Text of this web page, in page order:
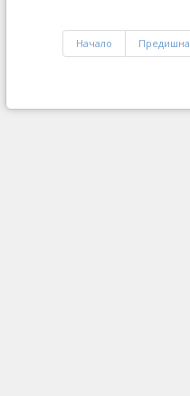
Начало Предишна